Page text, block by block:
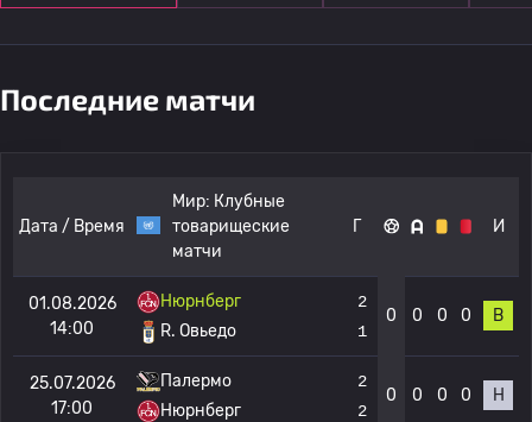
Последние матчи
Дата / Время
Мир: Клубные
товарищеские
матчи
Г И
01.08.2026
14:00
Нюрнберг
R. Овьедо
2
1
0 0 0 0 В
25.07.2026
17:00
Палермо
Нюрнберг
2
2
0 0 0 0 Н